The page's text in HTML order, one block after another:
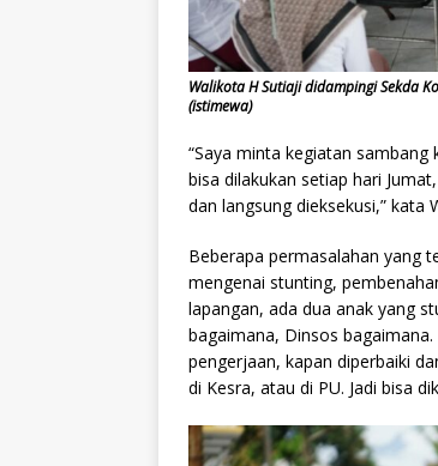
Walikota H Sutiaji didampingi Sekda
(istimewa)
“Saya minta kegiatan
bisa dilakukan setiap hari
dan langsung dieksekusi,” kata
Beberapa permasalahan yang
mengenai stunting,
lapangan, ada dua anak yang
bagaimana, Dinsos
pengerjaan, kapan diperbaiki
di Kesra, atau di PU. Jadi bisa